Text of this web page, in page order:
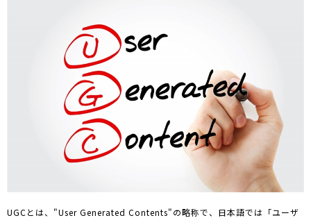
UGCとは、"User Generated Contents"の略称で、日本語では「ユーザ